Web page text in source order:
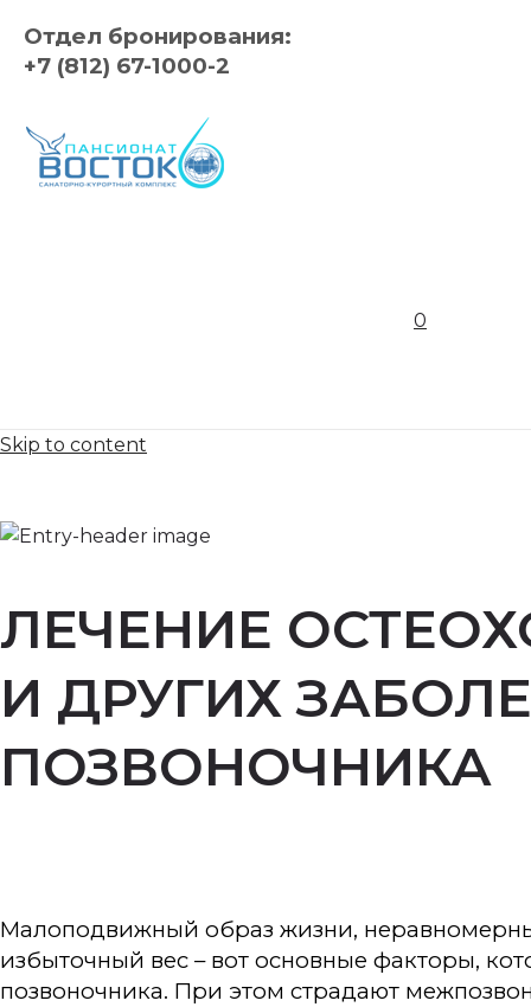
Отдел бронирования:
+7 (812) 67-1000-2
0
Skip to content
ЛЕЧЕНИЕ
И ДРУГИХ
ПОЗВОНОЧНИКА
Малоподвижный образ жизни,
избыточный вес – вот основные факторы,
позвоночника. При этом страдают